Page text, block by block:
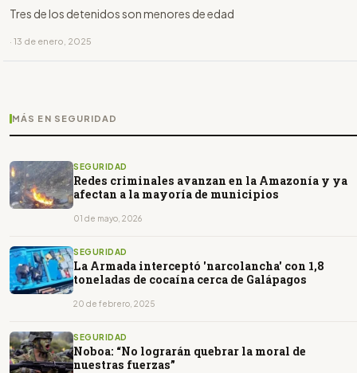
Tres de los detenidos son menores de edad
· 13 de enero, 2025
MÁS EN SEGURIDAD
SEGURIDAD
Redes criminales avanzan en la Amazonía y ya
afectan a la mayoría de municipios
01 de mayo, 2026
SEGURIDAD
La Armada interceptó 'narcolancha' con 1,8
toneladas de cocaína cerca de Galápagos
20 de febrero, 2025
SEGURIDAD
Noboa: “No lograrán quebrar la moral de
nuestras fuerzas”